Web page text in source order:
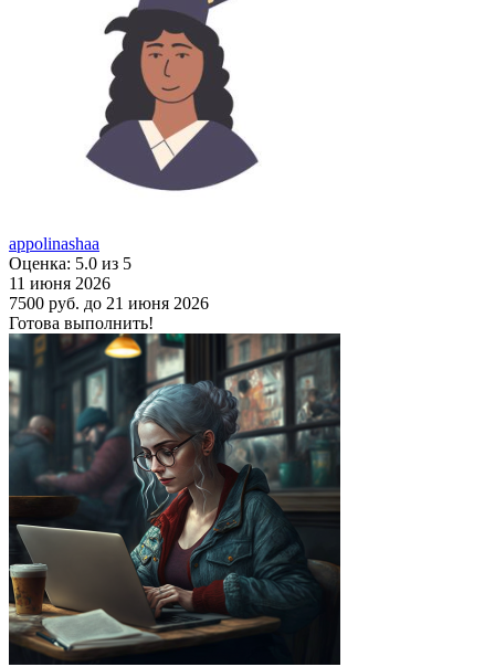
appolinashaa
Оценка: 5.0 из 5
11 июня 2026
7500 руб. до 21 июня 2026
Готова выполнить!